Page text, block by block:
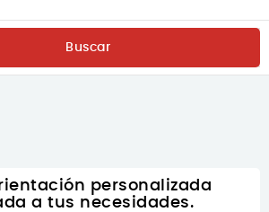
Buscar
personalizada
a tus necesidades.